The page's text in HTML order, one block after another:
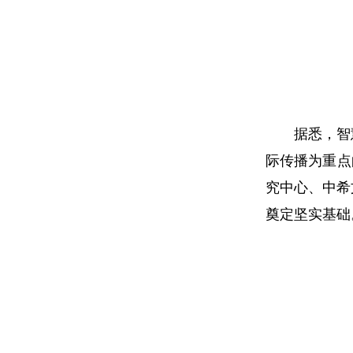
据悉，
际传播为重
究中心、中
奠定坚实基